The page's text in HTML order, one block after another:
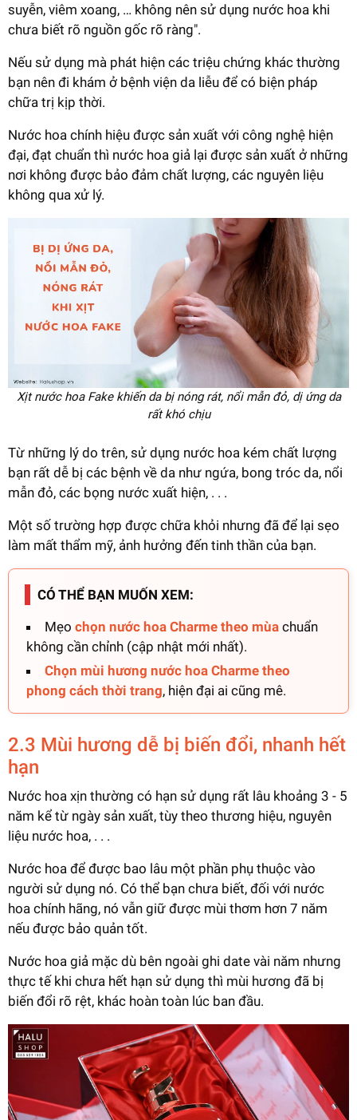
suyễn, viêm xoang, … không nên sử dụng nước hoa khi
chưa biết rõ nguồn gốc rõ ràng".
Nếu sử dụng mà phát hiện các triệu chứng khác thường
bạn nên đi khám ở bệnh viện da liễu để có biện pháp
chữa trị kịp thời.
Nước hoa chính hiệu được sản xuất với công nghệ hiện
đại, đạt chuẩn thì nước hoa giả lại được sản xuất ở những
nơi không được bảo đảm chất lượng, các nguyên liệu
không qua xử lý.
Xịt nước hoa Fake khiến da bị nóng rát, nổi mẫn đỏ, dị ứng da
rất khó chịu
Từ những lý do trên, sử dụng nước hoa kém chất lượng
bạn rất dễ bị các bệnh về da như ngứa, bong tróc da, nổi
mẫn đỏ, các bọng nước xuất hiện, . . .
Một số trường hợp được chữa khỏi nhưng đã để lại sẹo
làm mất thẩm mỹ, ảnh hưởng đến tinh thần của bạn.
CÓ THỂ BẠN MUỐN XEM:
Mẹochọn nước hoa Charme theo mùa chuẩn
không cần chỉnh (cập nhật mới nhất).
Chọn mùi hương nước hoa Charme theo
phong cách thời trang, hiện đại ai cũng mê.
2.3 Mùi hương dễ bị biến đổi, nhanh hết
hạn
Nước hoa xịn thường có hạn sử dụng rất lâu khoảng 3 - 5
năm kể từ ngày sản xuất, tùy theo thương hiệu, nguyên
liệu nước hoa, . . .
Nước hoa để được bao lâu một phần phụ thuộc vào
người sử dụng nó. Có thể bạn chưa biết, đối với nước
hoa chính hãng, nó vẫn giữ được mùi thơm hơn 7 năm
nếu được bảo quản tốt.
Nước hoa giả mặc dù bên ngoài ghi date vài năm nhưng
thực tế khi chưa hết hạn sử dụng thì mùi hương đã bị
biến đổi rõ rệt, khác hoàn toàn lúc ban đầu.